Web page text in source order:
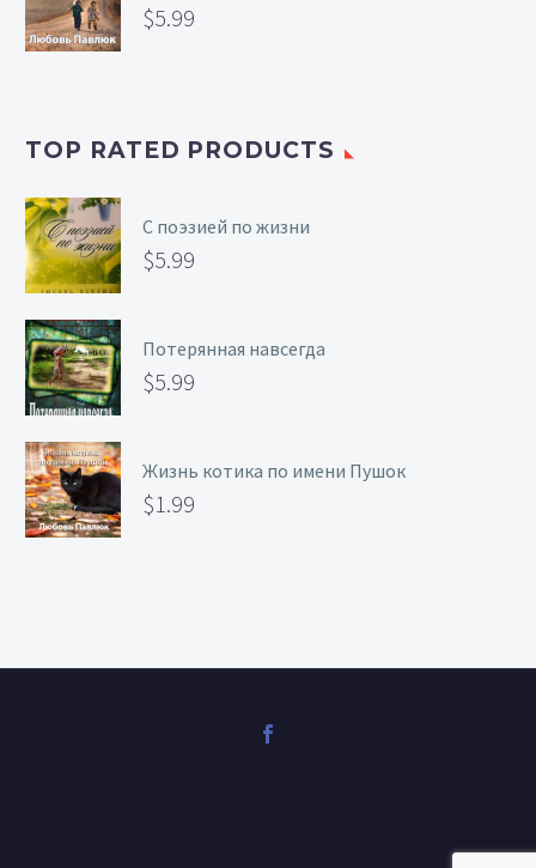
$5.99
TOP RATED PRODUCTS
С поэзией по жизни
$5.99
Потерянная навсегда
$5.99
Жизнь котика по имени Пушок
$1.99